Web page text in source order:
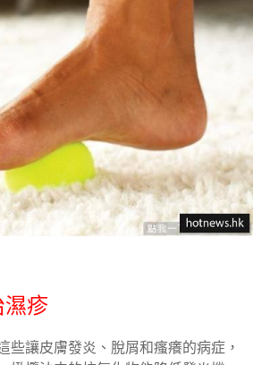
濕疹
些讓皮膚發炎、脫屑和瘙癢的病症，